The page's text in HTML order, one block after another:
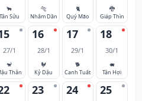
🐂
Tân Sửu
🐅
Nhâm Dần
🐈
Quý Mão
🐉
Giáp Thìn
27/1
🐒
Thân
16
28/1
🐓
Kỷ Dậu
17
29/1
🐕
Canh Tuất
18
30/1
🐖
Tân Hợi
23 24 25